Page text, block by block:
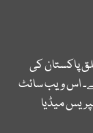
پاکستان کی
اس ویب سائٹ
میڈیا